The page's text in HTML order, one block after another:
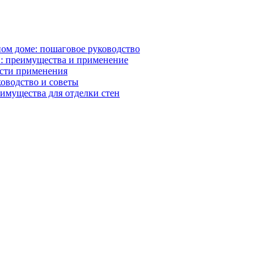
доме: пошаговое руководство
преимущества и применение
применения
и советы
для отделки стен